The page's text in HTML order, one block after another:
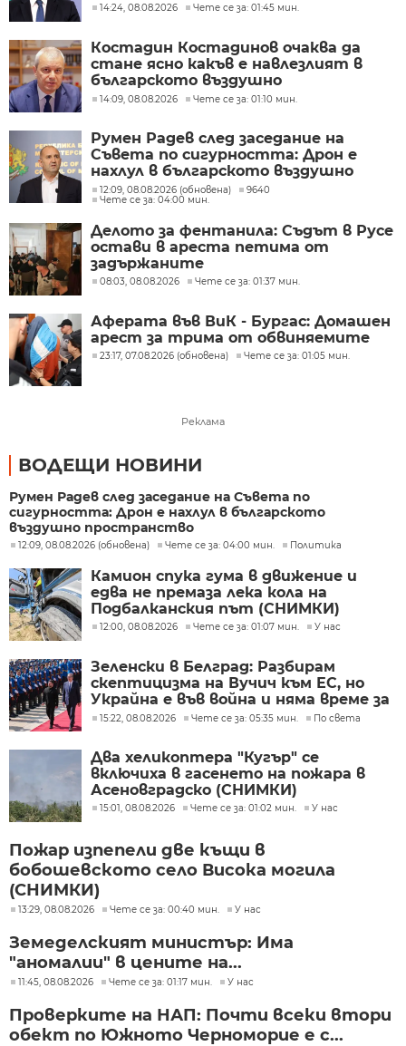
14:24, 08.08.2026 Чете се за: 01:45 мин.
Костадин Костадинов очаква да
стане ясно какъв е навлезлият в
българското въздушно
пространство дрон
14:09, 08.08.2026 Чете се за: 01:10 мин.
Румен Радев след заседание на
Съвета по сигурността: Дрон е
нахлул в българското въздушно
пространство
12:09, 08.08.2026 (обновена)
9640
Чете се за: 04:00 мин.
Делото за фентанила: Съдът в Русе
остави в ареста петима от
задържаните
08:03, 08.08.2026 Чете се за: 01:37 мин.
Аферата във ВиК - Бургас: Домашен
арест за трима от обвиняемите
23:17, 07.08.2026 (обновена) Чете се за: 01:05 мин.
Реклама
ВОДЕЩИ НОВИНИ
Румен Радев след заседание на Съвета по
сигурността: Дрон е нахлул в българското
въздушно пространство
12:09, 08.08.2026 (обновена) Чете се за: 04:00 мин. Политика
Камион спука гума в движение и
едва не премаза лека кола на
Подбалканския път (СНИМКИ)
12:00, 08.08.2026 Чете се за: 01:07 мин. У нас
Зеленски в Белград: Разбирам
скептицизма на Вучич към ЕС, но
Украйна е във война и няма време за
скептицизъм
15:22, 08.08.2026 Чете се за: 05:35 мин. По света
Два хеликоптера "Кугър" се
включиха в гасенето на пожара в
Асеновградско (СНИМКИ)
15:01, 08.08.2026 Чете се за: 01:02 мин. У нас
Пожар изпепели две къщи в
бобошевското село Висока могила
(СНИМКИ)
13:29, 08.08.2026 Чете се за: 00:40 мин. У нас
Земеделският министър: Има
"аномалии" в цените на...
11:45, 08.08.2026 Чете се за: 01:17 мин. У нас
Проверките на НАП: Почти всеки втори
обект по Южното Черноморие е с...